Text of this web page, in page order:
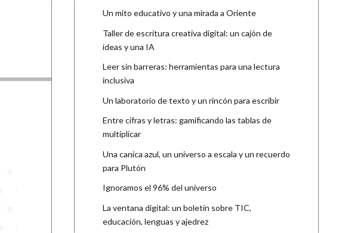
Un mito educativo y una mirada a Oriente
Taller de escritura creativa digital: un cajón de
ideas y una IA
Leer sin barreras: herramientas para una lectura
inclusiva
Un laboratorio de texto y un rincón para escribir
Entre cifras y letras: gamificando las tablas de
multiplicar
Una canica azul, un universo a escala y un recuerdo
para Plutón
Ignoramos el 96% del universo
La ventana digital: un boletín sobre TIC,
educación, lenguas y ajedrez